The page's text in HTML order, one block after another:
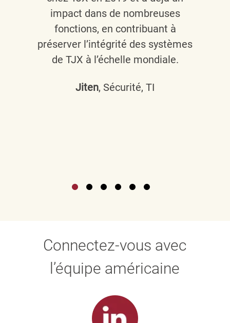
impact dans de nombreuses
fonctions, en contribuant à
préserver l’intégrité des systèmes
de TJX à l’échelle mondiale.
Jiten, Sécurité, TI
Connectez-vous avec
l’équipe américaine